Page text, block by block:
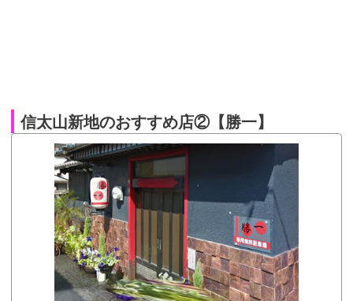
信太山新地のおすすめ店②【勝一】